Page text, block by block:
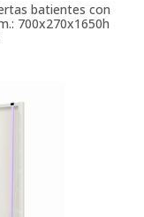
batientes con
700x270x1650h